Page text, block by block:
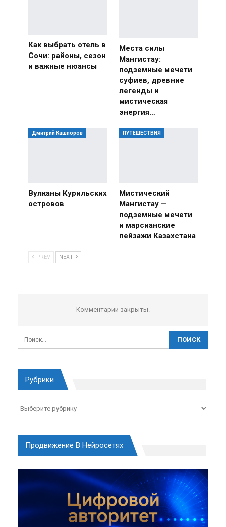
Как выбрать отель в
Сочи: районы, сезон
и важные нюансы
Места силы
Мангистау:
подземные мечети
суфиев, древние
легенды и
мистическая
энергия…
Дмитрий Кашпоров
Вулканы Курильских
островов
ПУТЕШЕСТВИЯ
Мистический
Мангистау —
подземные мечети
и марсианские
пейзажи Казахстана
PREV NEXT
Комментарии закрыты.
Рубрики
Рубрики
Продвижение В Нейросетях